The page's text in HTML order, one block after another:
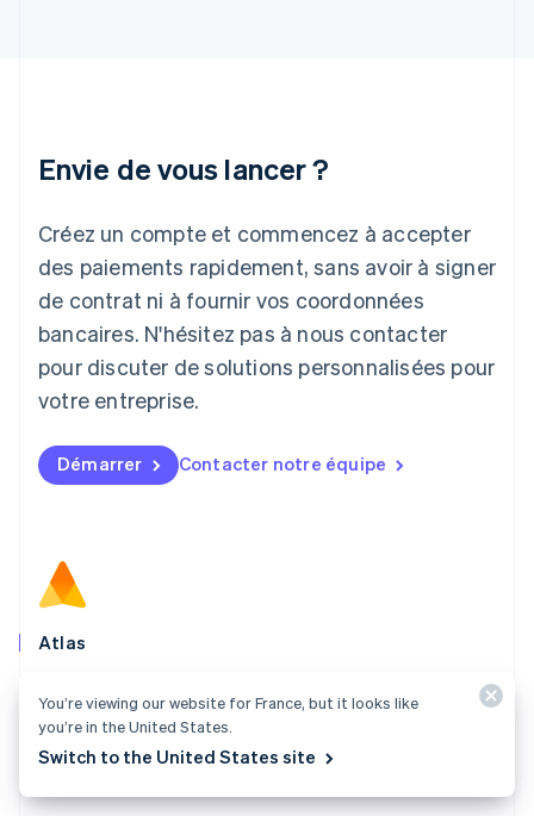
Envie de vous lancer ?
Créez un compte et commencez à accepter
des paiements rapidement, sans avoir à signer
de contrat ni à fournir vos coordonnées
bancaires. N'hésitez pas à nous contacter
pour discuter de solutions personnalisées pour
votre entreprise.
Démarrer Contacter notre équipe
Atlas
commencez à débiter vos clients, recruter votre
équipe et lever des fonds.
Japon
Lettonie
English
Liechtenstein
DeutschEnglish
Lituanie
Luxembourg
FrançaisDeutschEnglish
English简体中文
Malte
English
Nouvelle-Zélande
English
Pologne
English
Portugal
You’re viewing our website for France, but it looks like
you’re in the United States.
Switch to the United States site